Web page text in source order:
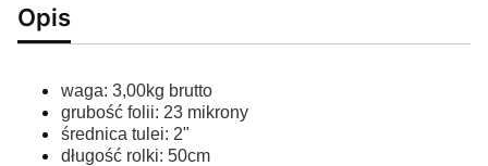
Opis
waga: 3,00kg brutto
grubość folii: 23 mikrony
średnica tulei: 2"
długość rolki: 50cm